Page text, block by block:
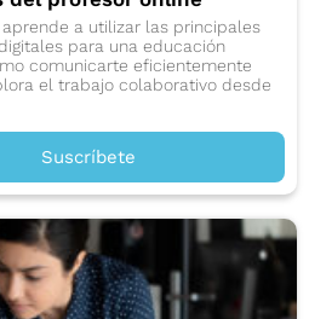
aprende a utilizar las principales
para una educación
comunicarte eficientemente
el trabajo colaborativo desde
Suscríbete